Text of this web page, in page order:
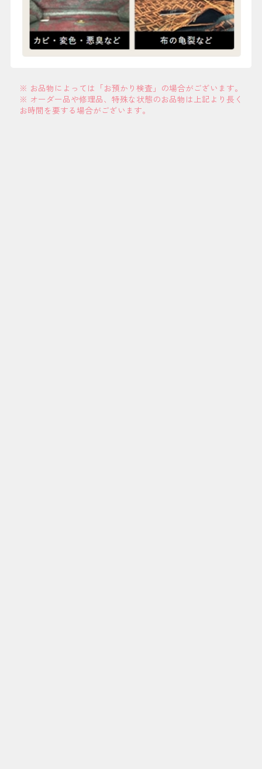
※ お品物によっては「お預かり検査」の場合がございます。
※ オーダー品や修理品、特殊な状態のお品物は上記より長く
お時間を要する場合がございます。